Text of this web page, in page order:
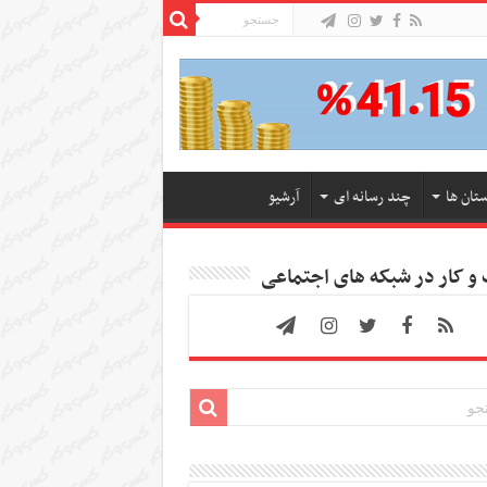
ها چند رسانه ای آرشیو
کار در شبکه های اجتماعی